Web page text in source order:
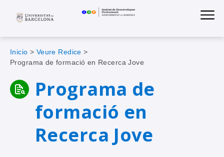
navigation
Institut de
Sobrescribir
enlaces
de
ayuda
Inicio
Veure Redice
Programa de formació en Recerca Jove
Programa de
formació en
Recerca Jove